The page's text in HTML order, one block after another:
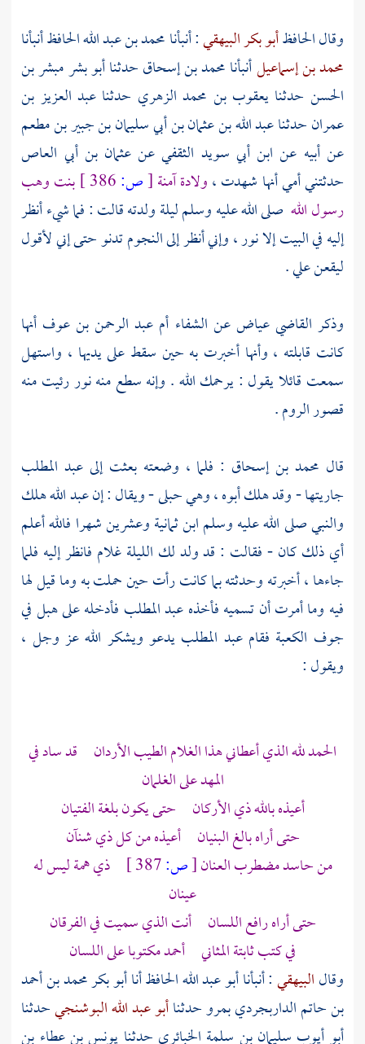
وقال الحافظأبو بكر البيهقي: أنبأنامحمد بن عبد اللهالحافظ أنبأنا
محمد بن إسماعيلأنبأنامحمد بن إسحاقحدثناأبو بشر مبشر بن
الحسن حدثنايعقوب بن محمد الزهري حدثنا عبد العزيز بن
عمرانحدثناعبد الله بن عثمان بن أبي سليمان بن جبير بن مطعم
عن أبيه عن ابن أبي سويد الثقفي عنعثمان بن أبي العاص
حدثتني أمي أنها شهدت ،ولادةآمنة[ص:
بنت وهب
رسول الله صلى الله عليه وسلم ليلة ولدته قالت : فما شيء أنظر
إليه في البيت إلا نور ، وإني أنظر إلى النجوم تدنو حتى إني لأقول
ليقعن علي .
وذكر القاضي عياضعن الشفاء أم عبد الرحمن بن عوف أنها
كانت قابلته ، وأنها أخبرت به حين سقط على يديها ، واستهل
سمعت قائلا يقول : يرحمك الله . وإنه سطع منه نور رئيت منه
قصور الروم .
قال محمد بن إسحاق : فلما ، وضعته بعثت إلى عبد المطلب
جاريتها - وقد هلك أبوه ، وهي حبلى - ويقال : إنعبد اللههلك
والنبي صلى الله عليه وسلم ابن ثمانية وعشرين شهرا فالله أعلم
أي ذلك كان - فقالت : قد ولد لك الليلة غلام فانظر إليه فلما
جاءها ، أخبرته وحدثته بما كانت رأت حين حملت به وما قيل لها
فيه وما أمرت أن تسميه فأخذهعبد المطلب فأدخله على هبل في
جوف الكعبة فقامعبد المطلب يدعو ويشكر الله عز وجل ،
ويقول :
الحمد لله الذي أعطاني هذا الغلام الطيب الأردان قد ساد في
المهد على الغلمان
أعيذه بالله ذي الأركان حتى يكون بلغة الفتيان
حتى أراه بالغ البنيان أعيذه من كل ذي شنآن
من حاسد مضطرب العنان[ص:
ذي همة ليس له
عينان
حتى أراه رافع اللسان أنت الذي سميت في الفرقان
في كتب ثابتة المثاني أحمدمكتوبا على اللسان
وقالالبيهقي: أنبأناأبو عبد الله الحافظأناأبو بكر محمد بن أحمد
بن حاتم الداربجرديبمروحدثناأبو عبد الله البوشنجيحدثنا
أبو أيوب سليمان بن سلمة الخبائري حدثنا يونس بن عطاء بن